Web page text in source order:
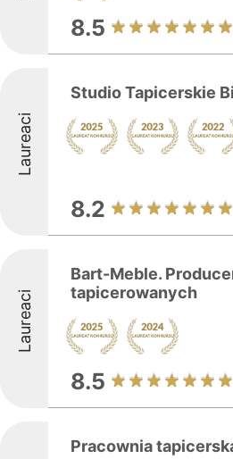
8.5
Laureaci
Studio Tapicerskie
8.2
Laureaci
Bart-Meble.
tapicerowanych
8.5
Pracownia